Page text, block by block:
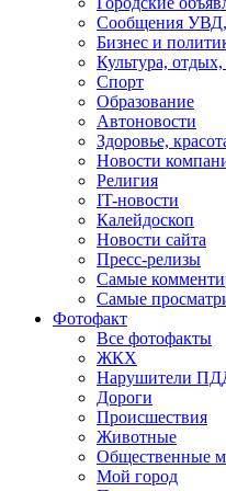
Сообщения
Бизнес и
Культура, отдых,
Спорт
Образование
Автоновости
Здоровье,
Новости
Религия
IT-новости
Калейдоскоп
Новости сайта
Пресс-релизы
Самые
Самые
Фотофакт
Все фотофакты
ЖКХ
Нарушители
Дороги
Происшествия
Животные
Общественные
Мой город